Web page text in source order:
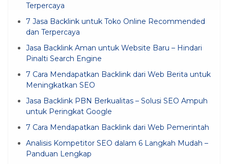
Terpercaya
7 Jasa Backlink untuk Toko Online Recommended
dan Terpercaya
Jasa Backlink Aman untuk Website Baru – Hindari
Pinalti Search Engine
7 Cara Mendapatkan Backlink dari Web Berita untuk
Meningkatkan SEO
Jasa Backlink PBN Berkualitas – Solusi SEO Ampuh
untuk Peringkat Google
7 Cara Mendapatkan Backlink dari Web Pemerintah
Analisis Kompetitor SEO dalam 6 Langkah Mudah –
Panduan Lengkap